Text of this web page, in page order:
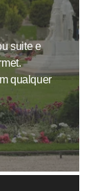
suite e
qualquer